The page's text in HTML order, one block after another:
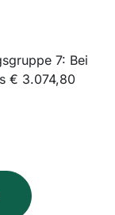
7: Bei
€ 3.074,80